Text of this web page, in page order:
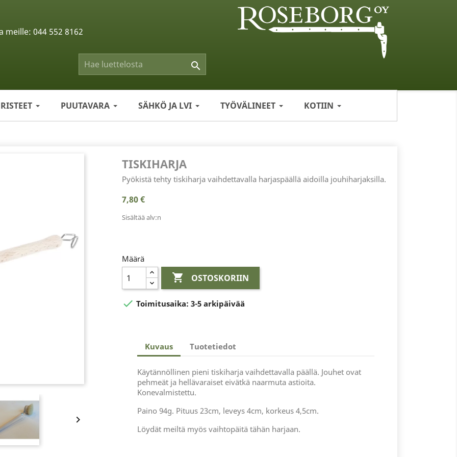

PUUTAVARA SÄHKÖ JA LVI TYÖVÄLINEET KOTIIN
meille: 044 552 8162

TISKIHARJA
Pyökistä tehty tiskiharja vaihdettavalla harjaspäällä aidoilla jouhiharjaksilla.
7,80 €
Sisältää alv:n
Määrä
 OSTOSKORIIN
 Toimitusaika: 3-5 arkipäivää
Kuvaus Tuotetiedot
Käytännöllinen pieni tiskiharja vaihdettavalla päällä. Jouhet ovat
pehmeät ja hellävaraiset eivätkä naarmuta astioita.
Konevalmistettu.
Paino 94g. Pituus 23cm, leveys 4cm, korkeus 4,5cm.
Löydät meiltä myös vaihtopäitä tähän harjaan.